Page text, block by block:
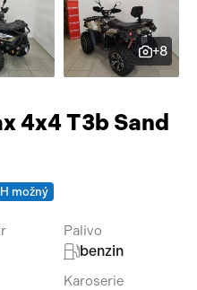
Pracovní stroje
Náhradní díly
Příslušenství
Auto a život
Videa
+8
4x4 T3b Sand
možný
Palivo
benzin
Karoserie